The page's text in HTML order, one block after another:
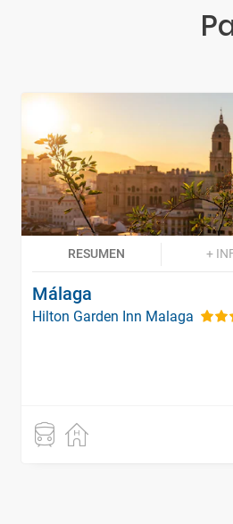
RESUMEN +
Málaga
Hilton Garden Inn Malaga